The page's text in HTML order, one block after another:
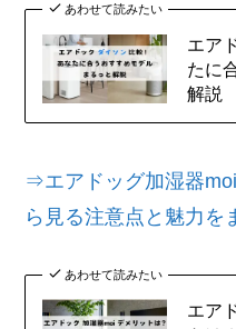
あわせて読みたい
エア
たに
解説
⇒エアドッグ加湿器
ら見る注意点と魅力を
あわせて読みたい
エア